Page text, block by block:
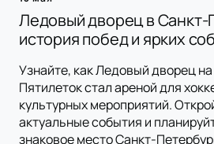
Ледовый дворец в Санкт-
история побед и ярких
Узнайте, как Ледовый дворец
Пятилеток стал ареной для
культурных мероприятий.
актуальные события и
знаковое место Санкт-